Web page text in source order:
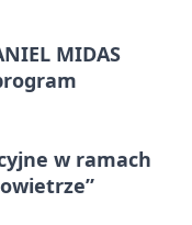
MIDAS
w ramach